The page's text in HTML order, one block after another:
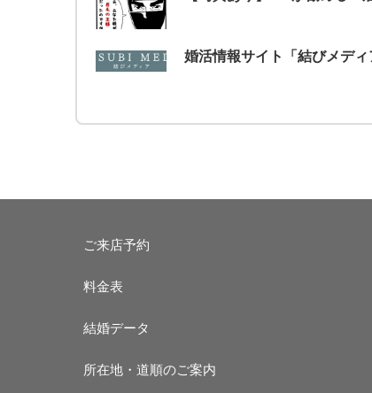
婚活情報サイト「結びメデ
ご来店予約
料金表
結婚データ
所在地・道順のご案内